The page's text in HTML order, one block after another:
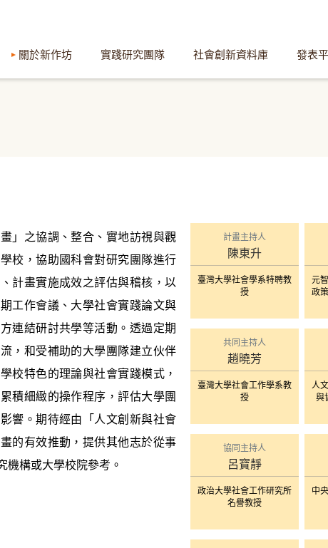
關於新作坊 實踐研究團隊 社會創新資料庫 發表
」之協調、整合、實地訪視與觀
校，協助國科會對研究團隊進行
計畫實施成效之評估與稽核，以
工作會議、大學社會實踐論文與
連結研討共學等活動。透過定期
，和受補助的大學團隊建立伙伴
校特色的理論與社會實踐模式，
積細緻的操作程序，評估大學團
響。期待經由「人文創新與社會
的有效推動，提供其他志於從事
機構或大學校院參考。
陳東升
計畫主持人
臺灣大學社會學系特聘教
授
元
政
趙曉芳
共同主持人
臺灣大學社會工作學系教
授
人
與
呂寶靜
協同主持人
政治大學社會工作研究所
名譽教授
中